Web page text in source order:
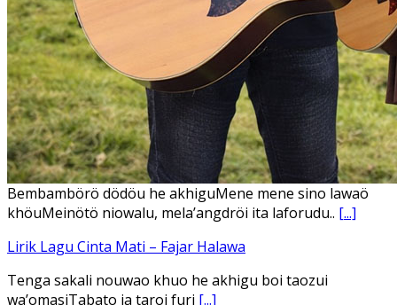
Bembambörö dödöu he akhiguMene mene sino lawaö
khöuMeinötö niowalu, mela’angdröi ita laforudu.. [...]
Lirik Lagu Cinta Mati – Fajar Halawa